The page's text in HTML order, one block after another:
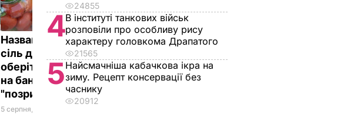
Названа найкраща
сіль для консервації,
оберіть її – і кришки
на банках не
"позриває"
5 серпня, 19.25
Марія Бурмака: Нам
важка зима, і я не
знаю, що робити, бо в
24855
4В інституті танкових військ
розповіли про особливу рису
характеру головкома Драпатого
21565
5Найсмачніша кабачкова ікра на
зиму. Рецепт консервації без
часнику
20912